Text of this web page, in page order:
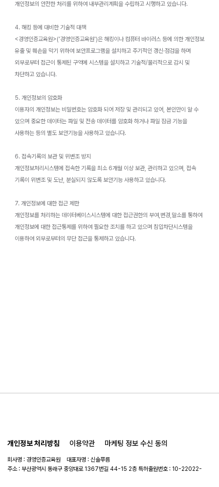
개인정보의 안전한 처리를 위하여 내부관리계획을 수립하고 시행하고 있습니다.
4. 해킹 등에 대비한 기술적 대책
<경영인증교육원>('경영인증교육원')은 해킹이나 컴퓨터 바이러스 등에 의한 개인정보
유출 및 훼손을 막기 위하여 보안프로그램을 설치하고 주기적인 갱신·점검을 하며
외부로부터 접근이 통제된 구역에 시스템을 설치하고 기술적/물리적으로 감시 및
차단하고 있습니다.
5. 개인정보의 암호화
이용자의 개인정보는 비밀번호는 암호화 되어 저장 및 관리되고 있어, 본인만이 알 수
있으며 중요한 데이터는 파일 및 전송 데이터를 암호화 하거나 파일 잠금 기능을
사용하는 등의 별도 보안기능을 사용하고 있습니다.
6. 접속기록의 보관 및 위변조 방지
개인정보처리시스템에 접속한 기록을 최소 6개월 이상 보관, 관리하고 있으며, 접속
기록이 위변조 및 도난, 분실되지 않도록 보안기능 사용하고 있습니다.
7. 개인정보에 대한 접근 제한
개인정보를 처리하는 데이터베이스시스템에 대한 접근권한의 부여,변경,말소를 통하여
개인정보에 대한 접근통제를 위하여 필요한 조치를 하고 있으며 침입차단시스템을
이용하여 외부로부터의 무단 접근을 통제하고 있습니다.
개인정보 처리방침 이용약관 마케팅 정보 수신 동의
회사명 : 경영인증교육원 대표자명 : 신솔푸름
주소 : 부산광역시 동래구 중앙대로 1367번길 44-15 2층 특허출원번호 : 10-22022-